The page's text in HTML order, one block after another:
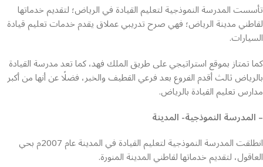
تأسست المدرسة النموذجية لتعليم القيادة في الرياض؛ لتقديم خدماتها
لقاطني مدينة الرياض؛ فهي صرح تدريبي عملاق يقدم خدمات تعليم قيادة
السيارات.
كما تمتاز بموقع استراتيجي على طريق الملك فهد، كما تعد مدرسة القيادة
بالرياض ثالث أقدم الفروع بعد فرعي القطيف والخبر، فضلًا عن أنها من أكبر
مدارس تعليم القيادة بالرياض.
– المدرسة النموذجية- المدينة
انطلقت المدرسة النموذجية لتعليم القيادة في المدينة عام 2007م بحي
العاقول، لتقديم خدماتها لقاطني المدينة المنورة.